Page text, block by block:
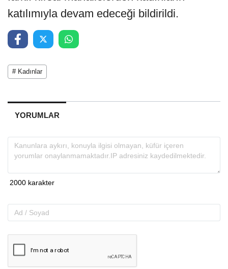
katılımıyla devam edeceği bildirildi.
# Kadınlar
YORUMLAR